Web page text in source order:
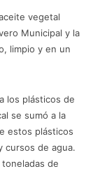
vegetal
Municipal y la
limpio y en un
los plásticos de
se sumó a la
estos plásticos
cursos de agua.
de